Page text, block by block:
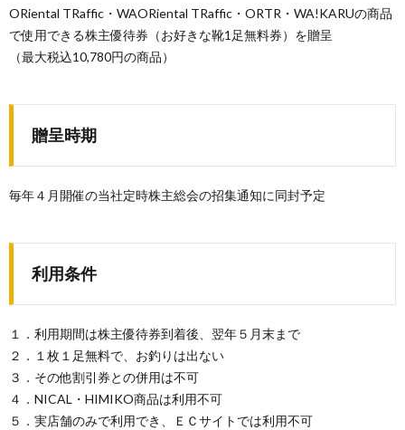
件
1.5.
開示文
りは
か？
2.1.
(100
株)
回り
2.3.
総還元
3.
ORiental TRaffic・WAORiental TRaffic・ORTR・WA!KARUの商品
で使用できる株主優待券（お好きな靴1足無料券）を贈呈
（最大税込10,780円の商品）
贈呈時期
毎年４月開催の当社定時株主総会の招集通知に同封予定
利用条件
１．利用期間は株主優待券到着後、翌年５月末まで
２．１枚１足無料で、お釣りは出ない
３．その他割引券との併用は不可
４．NICAL・HIMIKO商品は利用不可
５．実店舗のみで利用でき、ＥＣサイトでは利用不可